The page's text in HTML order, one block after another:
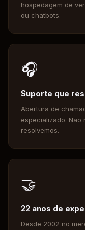
hospedagem de
ou chatbots.
🎧
Suporte que
Abertura de
especializado. Não
resolvemos.
🤝
22 anos de
Desde 2002 no